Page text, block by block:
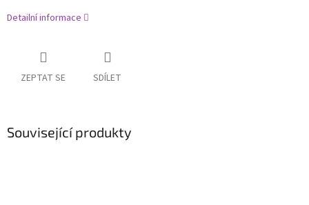
Detailní informace
ZEPTAT SE SDÍLET
Související produkty